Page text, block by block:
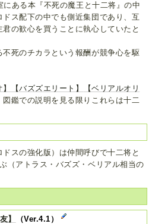
にある本『不死の魔王と十二将』の中
ス配下の中でも側近集団であり、互
の歓心を買うことに執心していたと
死のチカラという報酬が競争心を駆
【バズズエリート】
【ベリアルオリ
鑑での説明を見る限りこれらは十二
ドスの強化版）は仲間呼びで十二将と
（アトラス・バズズ・ベリアル相当の
】 （Ver.4.1）